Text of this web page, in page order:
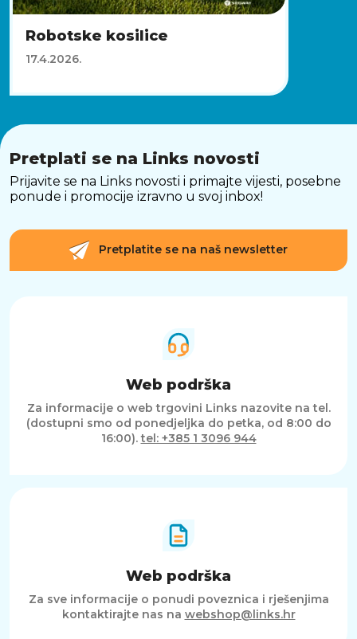
Robotske kosilice
17.4.2026.
Pretplati se na Links novosti
Prijavite se na Links novosti i primajte vijesti, posebne
ponude i promocije izravno u svoj inbox!
Pretplatite se na naš newsletter
Web podrška
Za informacije o web trgovini Links nazovite na tel.
(dostupni smo od ponedjeljka do petka, od 8:00 do
16:00).tel: +385 1 3096 944
Web podrška
Za sve informacije o ponudi poveznica i rješenjima
kontaktirajte nas na webshop@links.hr